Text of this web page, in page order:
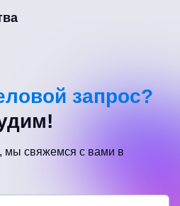
запрос?
мы свяжемся с вами в